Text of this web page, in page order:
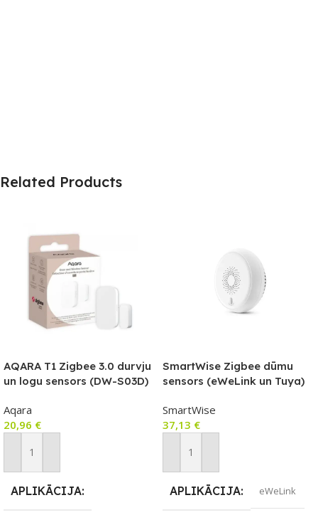
Related Products
AQARA T1 Zigbee 3.0 durvju
un logu sensors (DW-S03D)
Aqara
20,96 €
Pievienot Grozam
APLIKĀCIJA
SmartWise Zigbee dūmu
sensors (eWeLink un Tuya)
SmartWise
37,13 €
Pievienot Grozam
APLIKĀCIJA eWeLink